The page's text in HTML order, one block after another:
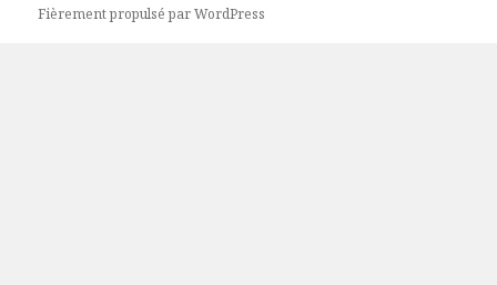
Fièrement propulsé par WordPress